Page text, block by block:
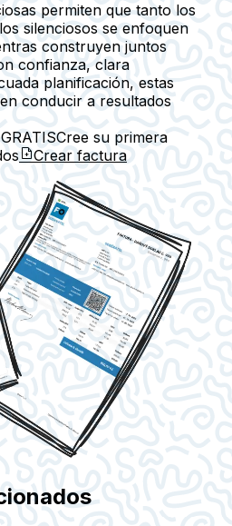
permiten que tanto los
silenciosos se enfoquen
construyen juntos
confianza, clara
planificación, estas
conducir a resultados
Cree su primera
Crear factura